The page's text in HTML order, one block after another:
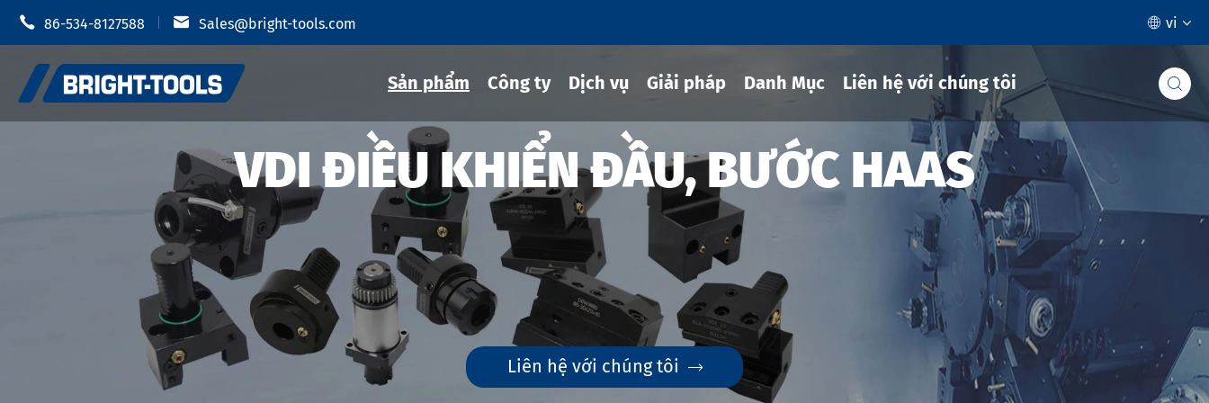
 86-534-8127588  Sales@bright-tools.com  vi
Sản phẩm
Giá đỡ dụng cụ CNC
Công cụ tĩnh và điều khiển
Dụng cụ khoan
Phụ Kiện Giá đỡ dụng cụ
Chống rung
Giá đỡ dụng cụ co rút
Mâm cặp thủy lực
Giá đỡ dụng cụ MOD
Giá đỡ dụng cụ JIS B 6339-bt
Giá đỡ dụng cụ JIS B 6339-bbt
Giá đỡ dụng cụ JIS B 6339-nbt
Công ty Dịch vụ Giải pháp Danh Mục Liên hệ với chúng tôi 
VDI ĐIỀU KHIỂN ĐẦU, BƯỚC HAAS
Liên hệ với chúng tôi 